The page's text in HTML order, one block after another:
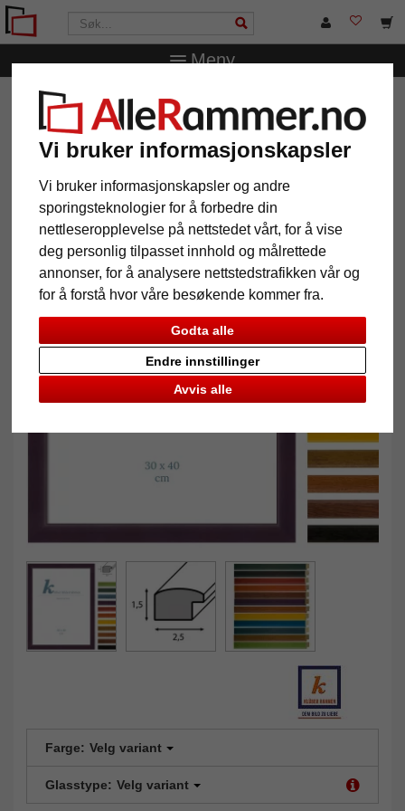
Vi bruker informasjonskapsler
Vi bruker informasjonskapsler og andre
sporingsteknologier for å forbedre din
nettleseropplevelse på nettstedet vårt, for å vise
deg personlig tilpasset innhold og målrettede
annonser, for å analysere nettstedstrafikken vår og
for å forstå hvor våre besøkende kommer fra.
Godta alle
Avvis alle
Endre innstillinger
Meny
AlleRammer.no Bilderammer etter mål
Treramme Calvia etter mål
Treramme Calvia etter mål
Tilbake
Farge: Velg variant
Glasstype: Velg variant